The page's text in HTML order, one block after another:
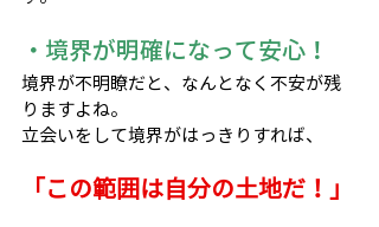
・境界が明確になって安心！
境界が不明瞭だと、なんとなく不安が残
りますよね。
立会いをして境界がはっきりすれば、
「この範囲は自分の土地だ！」